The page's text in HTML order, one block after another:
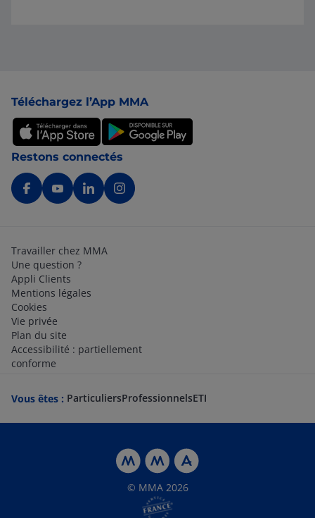
Téléchargez l’App MMA
Restons connectés
Travailler chez MMA
Une question ?
Appli Clients
Mentions légales
Cookies
Vie privée
Plan du site
Accessibilité : partiellement
conforme
Vous êtes : ParticuliersProfessionnelsETI
© MMA 2026